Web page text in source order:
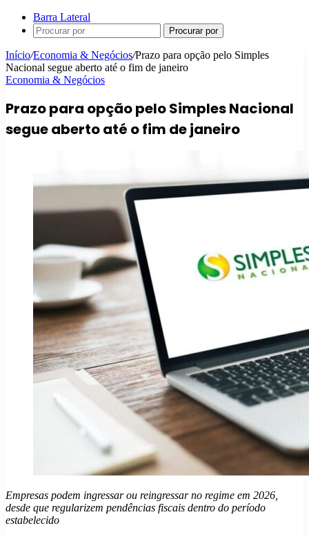
Barra Lateral
Procurar por
Início/Economia & Negócios/Prazo para opção pelo Simples
Nacional segue aberto até o fim de janeiro
Economia & Negócios
Prazo para opção pelo Simples Nacional
segue aberto até o fim de janeiro
Empresas podem ingressar ou reingressar no regime em 2026,
desde que regularizem pendências fiscais dentro do período
estabelecido